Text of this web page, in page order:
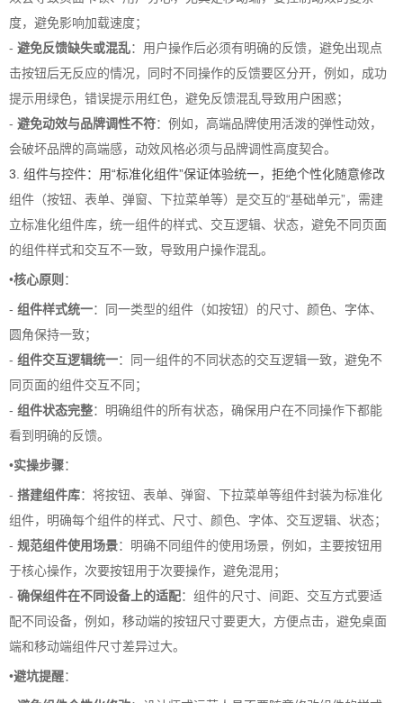
度，避免影响加载速度；
- 避免反馈缺失或混乱：用户操作后必须有明确的反馈，避免出现点
击按钮后无反应的情况，同时不同操作的反馈要区分开，例如，成功
提示用绿色，错误提示用红色，避免反馈混乱导致用户困惑；
- 避免动效与品牌调性不符：例如，高端品牌使用活泼的弹性动效，
会破坏品牌的高端感，动效风格必须与品牌调性高度契合。
3. 组件与控件：用“标准化组件”保证体验统一，拒绝个性化随意修改
组件（按钮、表单、弹窗、下拉菜单等）是交互的“基础单元”，需建
立标准化组件库，统一组件的样式、交互逻辑、状态，避免不同页面
的组件样式和交互不一致，导致用户操作混乱。
•核心原则 ：
- 组件样式统一：同一类型的组件（如按钮）的尺寸、颜色、字体、
圆角保持一致；
- 组件交互逻辑统一：同一组件的不同状态的交互逻辑一致，避免不
同页面的组件交互不同；
- 组件状态完整：明确组件的所有状态，确保用户在不同操作下都能
看到明确的反馈。
•实操步骤：
- 搭建组件库：将按钮、表单、弹窗、下拉菜单等组件封装为标准化
组件，明确每个组件的样式、尺寸、颜色、字体、交互逻辑、状态；
- 规范组件使用场景：明确不同组件的使用场景，例如，主要按钮用
于核心操作，次要按钮用于次要操作，避免混用；
- 确保组件在不同设备上的适配：组件的尺寸、间距、交互方式要适
配不同设备，例如，移动端的按钮尺寸要更大，方便点击，避免桌面
端和移动端组件尺寸差异过大。
•避坑提醒：